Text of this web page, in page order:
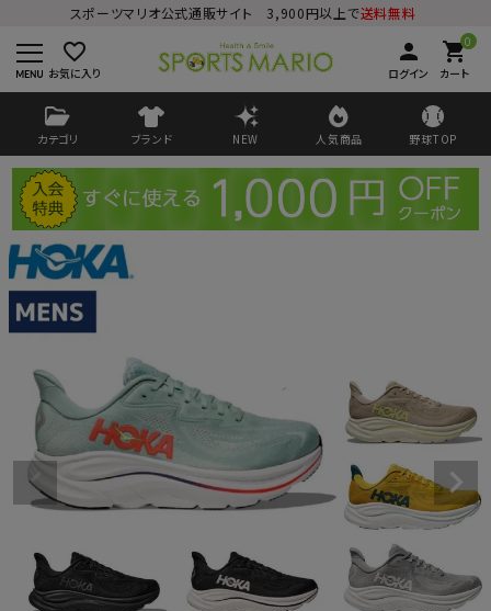
スポーツマリオ公式通販サイト 3,900円以上で送料無料
favorite_border
お気に入り
person
ログイン
0
shopping_cart
カート
カテゴリ ブランド NEW 人気商品 野球TOP
ログイン
ようこそ ゲスト 様
検索
商品が見つからない方はこちら